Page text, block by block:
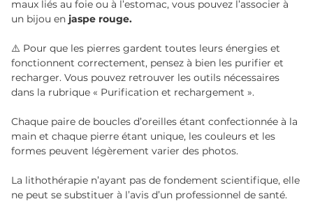
maux liés au foie ou à l’estomac, vous pouvez l’associer à
un bijou en jaspe rouge.
⚠️ Pour que les pierres gardent toutes leurs énergies et
fonctionnent correctement, pensez à bien les purifier et
recharger. Vous pouvez retrouver les outils nécessaires
dans la rubrique « Purification et rechargement ».
Chaque paire de boucles d’oreilles étant confectionnée à la
main et chaque pierre étant unique, les couleurs et les
formes peuvent légèrement varier des photos.
La lithothérapie n’ayant pas de fondement scientifique, elle
ne peut se substituer à l’avis d’un professionnel de santé.